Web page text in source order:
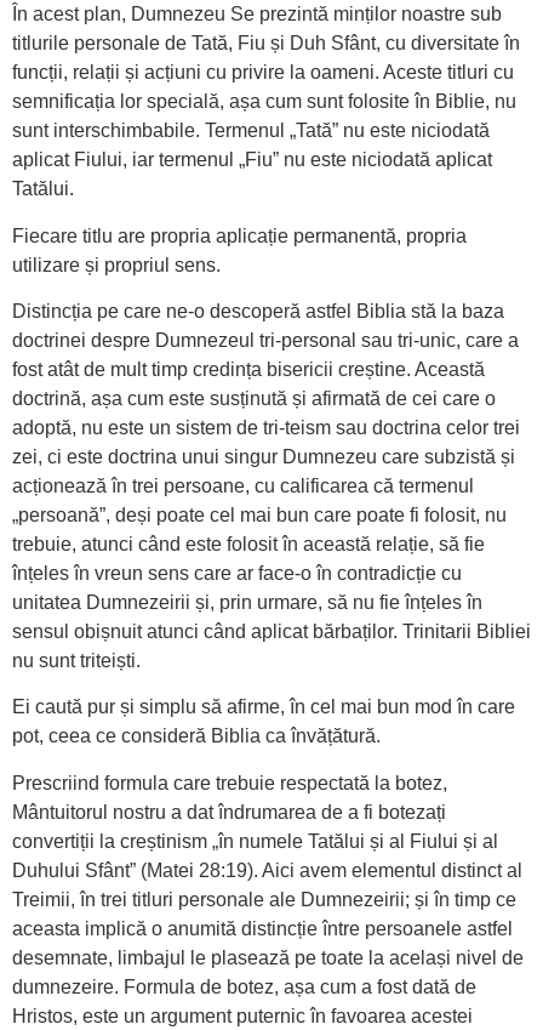
În acest plan, Dumnezeu Se prezintă minților noastre sub
titlurile personale de Tată, Fiu și Duh Sfânt, cu diversitate în
funcții, relații și acțiuni cu privire la oameni. Aceste titluri cu
semnificația lor specială, așa cum sunt folosite în Biblie, nu
sunt interschimbabile. Termenul „Tată” nu este niciodată
aplicat Fiului, iar termenul „Fiu” nu este niciodată aplicat
Tatălui.
Fiecare titlu are propria aplicație permanentă, propria
utilizare și propriul sens.
Distincția pe care ne-o descoperă astfel Biblia stă la baza
doctrinei despre Dumnezeul tri-personal sau tri-unic, care a
fost atât de mult timp credința bisericii creștine. Această
doctrină, așa cum este susținută și afirmată de cei care o
adoptă, nu este un sistem de tri-teism sau doctrina celor trei
zei, ci este doctrina unui singur Dumnezeu care subzistă și
acționează în trei persoane, cu calificarea că termenul
„persoană”, deși poate cel mai bun care poate fi folosit, nu
trebuie, atunci când este folosit în această relație, să fie
înțeles în vreun sens care ar face-o în contradicție cu
unitatea Dumnezeirii și, prin urmare, să nu fie înțeles în
sensul obișnuit atunci când aplicat bărbaților. Trinitarii Bibliei
nu sunt triteiști.
Ei caută pur și simplu să afirme, în cel mai bun mod în care
pot, ceea ce consideră Biblia ca învățătură.
Prescriind formula care trebuie respectată la botez,
Mântuitorul nostru a dat îndrumarea de a fi botezați
convertiții la creștinism „în numele Tatălui și al Fiului și al
Duhului Sfânt” (Matei 28:19). Aici avem elementul distinct al
Treimii, în trei titluri personale ale Dumnezeirii; și în timp ce
aceasta implică o anumită distincție între persoanele astfel
desemnate, limbajul le plasează pe toate la același nivel de
dumnezeire. Formula de botez, așa cum a fost dată de
Hristos, este un argument puternic în favoarea acestei